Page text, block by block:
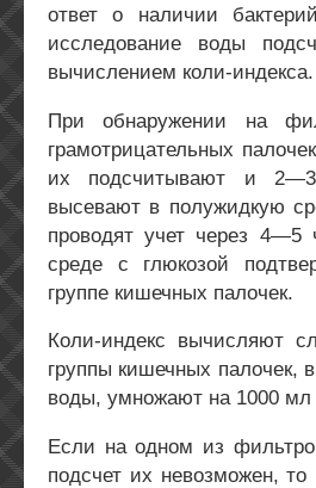
ответ о наличии
исследование воды
вычислением коли-индекса.
При обнаружении на
грамотрицательных
их подсчитывают и 2—3
высевают в полужидкую
проводят учет через
среде с глюкозой
группе кишечных палочек.
Коли-индекс вычисляют
группы кишечных палочек,
воды, умножают на 1000
Если на одном из
подсчет их невозможен,